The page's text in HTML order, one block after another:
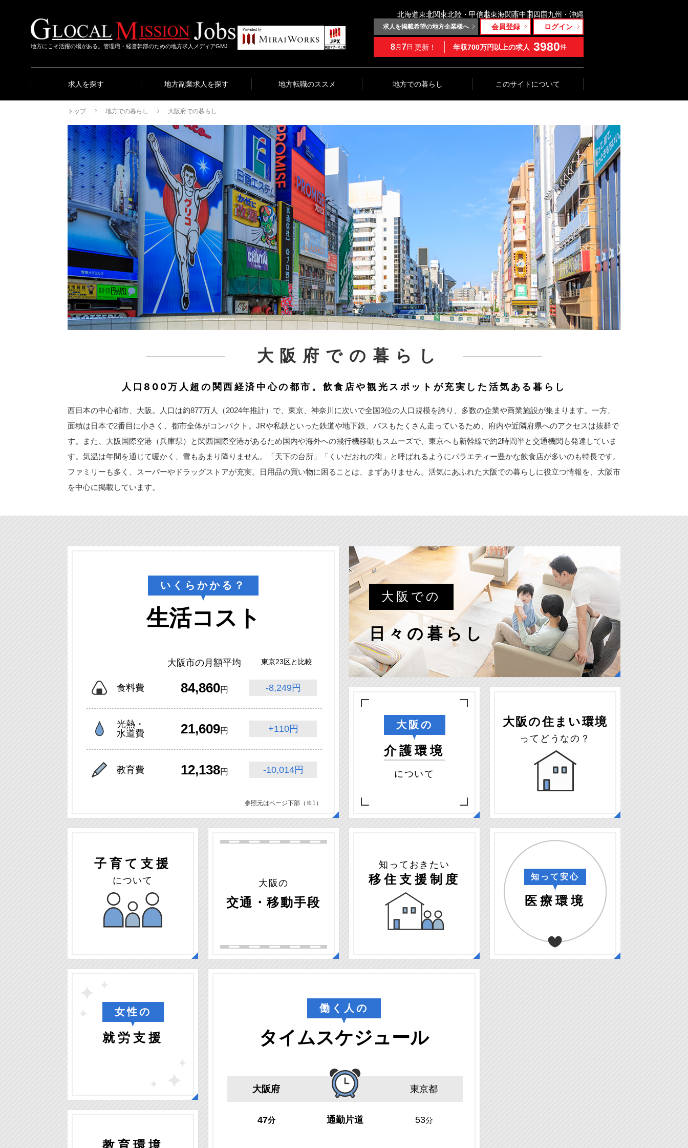
地方にこそ活躍の場がある。管理職・経営幹部のための地方求人メディアGMJ
北海道東北関東北陸・甲信越東海関西中国四国九州・沖縄
求人を掲載希望の地方企業様へ 会員登録 ログイン
8月 7日 更新！ 年収700万円以上の求人 3980件
求人を探す 地方副業求人を探す 地方転職のススメ 地方での暮らし このサイトについて
トップ 地方での暮らし 大阪府での暮らし
大阪府での暮らし
人口800万人超の関西経済中心の都市。 飲食店や観光スポットが充実した活気ある暮らし
西日本の中心都市、大阪。人口は約877万人（2024年推計）で、東京、神奈川に次いで全国3位の人口規模を誇り、多数の企業や商業施設が集まります。一方、
面積は日本で2番目に小さく、都市全体がコンパクト。JRや私鉄といった鉄道や地下鉄、バスもたくさん走っているため、府内や近隣府県へのアクセスは抜群で
す。また、大阪国際空港（兵庫県）と関西国際空港があるため国内や海外への飛行機移動もスムーズで、東京へも新幹線で約2時間半と交通機関も発達していま
す。気温は年間を通じて暖かく、雪もあまり降りません。「天下の台所」「くいだおれの街」と呼ばれるようにバラエティー豊かな飲食店が多いのも特長です。
ファミリーも多く、スーパーやドラッグストアが充実。日用品の買い物に困ることは、まずありません。活気にあふれた大阪での暮らしに役立つ情報を、大阪市
を中心に掲載しています。
いくらかかる？
生活コスト
大阪市の月額平均 東京23区と比較
食料費 84,860円 -8,249円
光熱・
水道費
21,609円 +110円
教育費 12,138円 -10,014円
参照元はページ下部（※1）
大阪の
介護環境
について
大阪の住まい環境
ってどうなの？
子育て支援
について 大阪の
交通・移動手段
知っておきたい
移住支援制度 知って安心
医療環境
大阪での
日々の暮らし
女性の
就労支援
教育環境
働く人の
タイムスケジュール
大阪府 東京都
47分 通勤片道 53分